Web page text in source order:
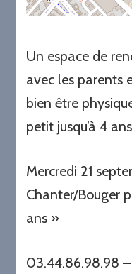
Un espace de
avec les parents
bien être
petit jusqu’à 4
Mercredi 21
Chanter/Bouger
ans »
03.44.86.98.98 –